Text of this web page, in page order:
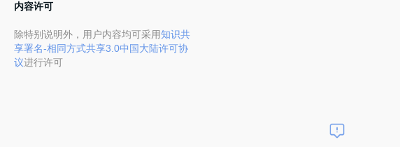
内容许可
除特别说明外，用户内容均可采用知识共
享署名-相同方式共享3.0中国大陆许可协
议进行许可